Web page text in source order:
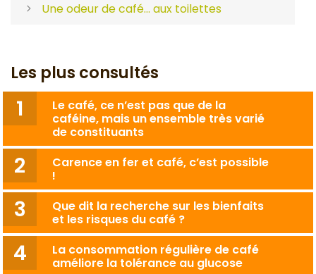
Une odeur de café… aux toilettes
Les plus consultés
Le café, ce n’est pas que de la
caféine, mais un ensemble très varié
de constituants
Carence en fer et café, c’est possible
!
Que dit la recherche sur les bienfaits
et les risques du café ?
La consommation régulière de café
améliore la tolérance au glucose